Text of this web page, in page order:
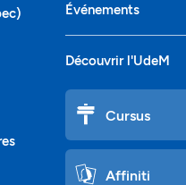
Événements
Découvrir l'UdeM
Cursus
Affiniti